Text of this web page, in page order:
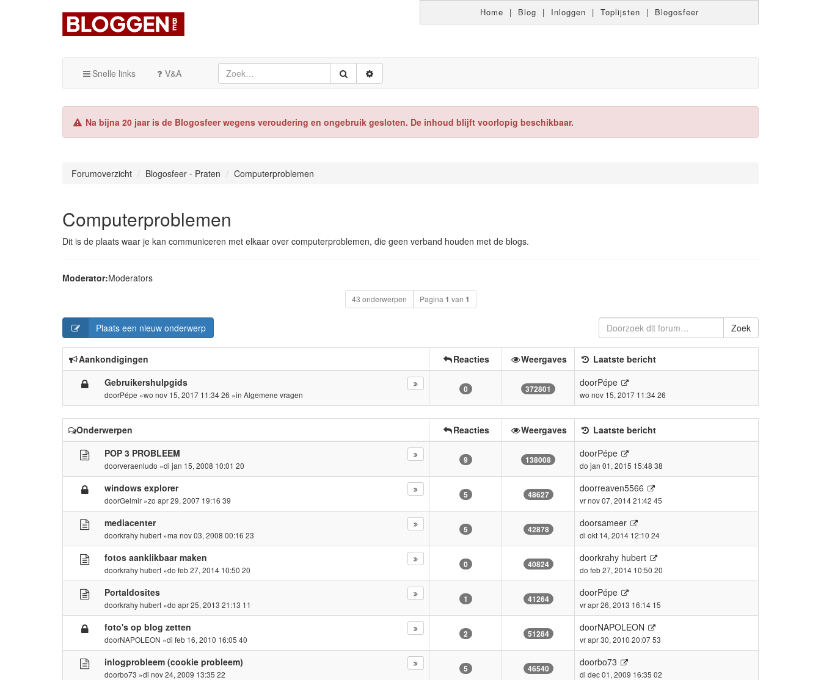
Home | Blog | Inloggen | Toplijsten | Blogosfeer
Snelle links V&A
Na bijna 20 jaar is de Blogosfeer wegens veroudering en ongebruik gesloten. De inhoud blijft voorlopig beschikbaar.
Forumoverzicht Blogosfeer - Praten Computerproblemen
Computerproblemen
Dit is de plaats waar je kan communiceren met elkaar over computerproblemen, die geen verband houden met de blogs.
Moderator:Moderators
43 onderwerpen Pagina 1 van 1
Plaats een nieuw onderwerp Zoek
Aankondigingen Reacties Weergaves
Laatste bericht
Gebruikershulpgids
doorPépe »wo nov 15, 2017 11:34 26 »inAlgemene vragen
0 372801
doorPépe
wo nov 15, 2017 11:34 26
Onderwerpen Reacties Weergaves
Laatste bericht
POP 3 PROBLEEM
doorveraenludo »di jan 15, 2008 10:01 20
9 138008
doorPépe
do jan 01, 2015 15:48 38
windows explorer
doorGelmir »zo apr 29, 2007 19:16 39
5 48627
doorreaven5566
vr nov 07, 2014 21:42 45
mediacenter
doorkrahy hubert »ma nov 03, 2008 00:16 23
5 42878
doorsameer
di okt 14, 2014 12:10 24
fotos aanklikbaar maken
doorkrahy hubert »do feb 27, 2014 10:50 20
0 40824
doorkrahy hubert
do feb 27, 2014 10:50 20
Portaldosites
doorkrahy hubert »do apr 25, 2013 21:13 11
1 41264
doorPépe
vr apr 26, 2013 16:14 15
foto's op blog zetten
doorNAPOLEON »di feb 16, 2010 16:05 40
2 51284
doorNAPOLEON
vr apr 30, 2010 20:07 53
inlogprobleem (cookie probleem)
doorbo73 »di nov 24, 2009 13:35 22
5 46540
doorbo73
di dec 01, 2009 16:35 02